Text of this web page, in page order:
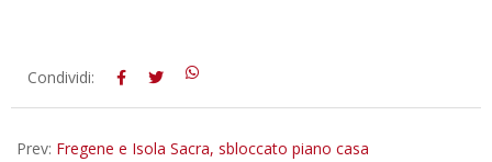
2014-
Condividi:
Prev: Fregene e Isola Sacra, sbloccato piano casa